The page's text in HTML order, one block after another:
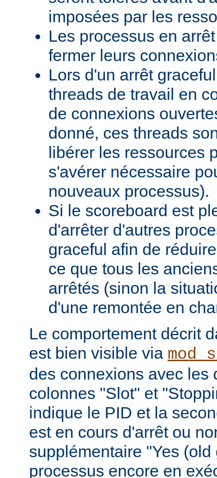
imposées par les
Les processus en
fermer leurs
Lors d'un arrêt
threads de travail en
de connexions
donné, ces threads
libérer les ressources
s'avérer nécessaire
nouveaux processus).
Si le scoreboard est
d'arrêter d'autres
graceful afin de
ce que tous les
arrêtés (sinon la
d'une remontée en
Le comportement décrit
est bien visible via
des connexions avec les
colonnes "Slot" et
indique le PID et la
est en cours d'arrêt ou
supplémentaire "Yes
processus encore en